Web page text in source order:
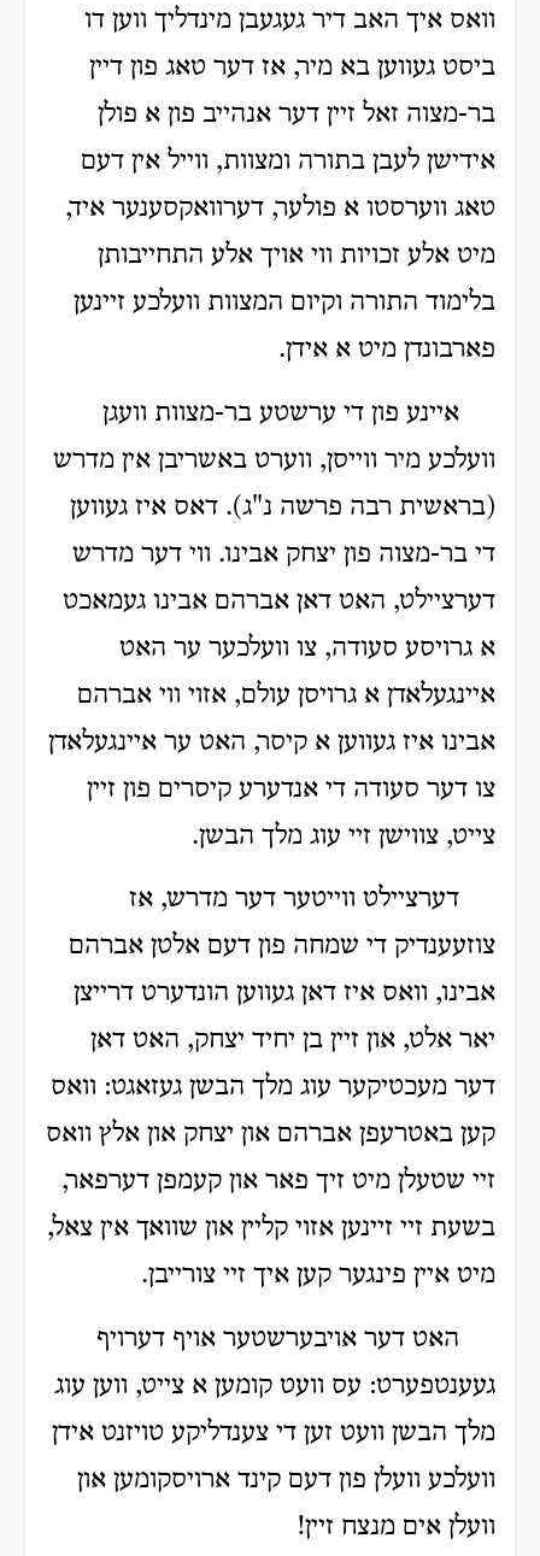
וואס איך האב דיר געגעבן מינדליך ווען דו
ביסט געווען בא מיר, אז דער טאג פון דיין
בר-מצוה זאל זיין דער אנהייב פון א פולן
אידישן לעבן בתורה ומצוות, ווייל אין דעם
טאג ווערסטו א פולער, דערוואקסענער איד,
מיט אלע זכויות ווי אויך אלע התחייבותן
בלימוד התורה וקיום המצוות וועלכע זיינען
פארבונדן מיט א אידן.
איינע פון די ערשטע בר-מצוות וועגן
וועלכע מיר ווייסן, ווערט באשריבן אין מדרש
(בראשית רבה פרשה נ"ג). דאס איז געווען
די בר-מצוה פון יצחק אבינו. ווי דער מדרש
דערציילט, האט דאן אברהם אבינו געמאכט
א גרויסע סעודה, צו וועלכער ער האט
איינגעלאדן א גרויסן עולם, אזוי ווי אברהם
אבינו איז געווען א קיסר, האט ער איינגעלאדן
צו דער סעודה די אנדערע קיסרים פון זיין
צייט, צווישן זיי עוג מלך הבשן.
דערציילט ווייטער דער מדרש, אז
צוזעענדיק די שמחה פון דעם אלטן אברהם
אבינו, וואס איז דאן געווען הונדערט דרייצן
יאר אלט, און זיין בן יחיד יצחק, האט דאן
דער מעכטיקער עוג מלך הבשן געזאגט: וואס
קען באטרעפן אברהם און יצחק און אלץ וואס
זיי שטעלן מיט זיך פאר און קעמפן דערפאר,
בשעת זיי זיינען אזוי קליין און שוואך אין צאל,
מיט איין פינגער קען איך זיי צורייבן.
האט דער אויבערשטער אויף דערויף
געענטפערט: עס וועט קומען א צייט, ווען עוג
מלך הבשן וועט זען די צענדליקע טויזנט אידן
וועלכע וועלן פון דעם קינד ארויסקומען און
וועלן אים מנצח זיין!